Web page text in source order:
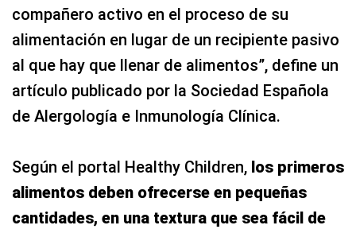
compañero activo en el proceso de su
alimentación en lugar de un recipiente pasivo
al que hay que llenar de alimentos”, define un
artículo publicado por la Sociedad Española
de Alergología e Inmunología Clínica.
Según el portal Healthy Children, los primeros
alimentos deben ofrecerse en pequeñas
cantidades, en una textura que sea fácil de